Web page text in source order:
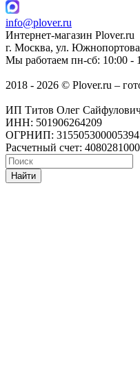
info@plover.ru
Интернет-магазин Plover.ru
г. Москва, ул.
Мы работаем пн-сб: 10:00 -
2018 - 2026 © Plover.ru –
ИП Титов Олег
ИНН: 501906264209
ОГРНИП: 315505300005394
Расчетный счет:
Найти